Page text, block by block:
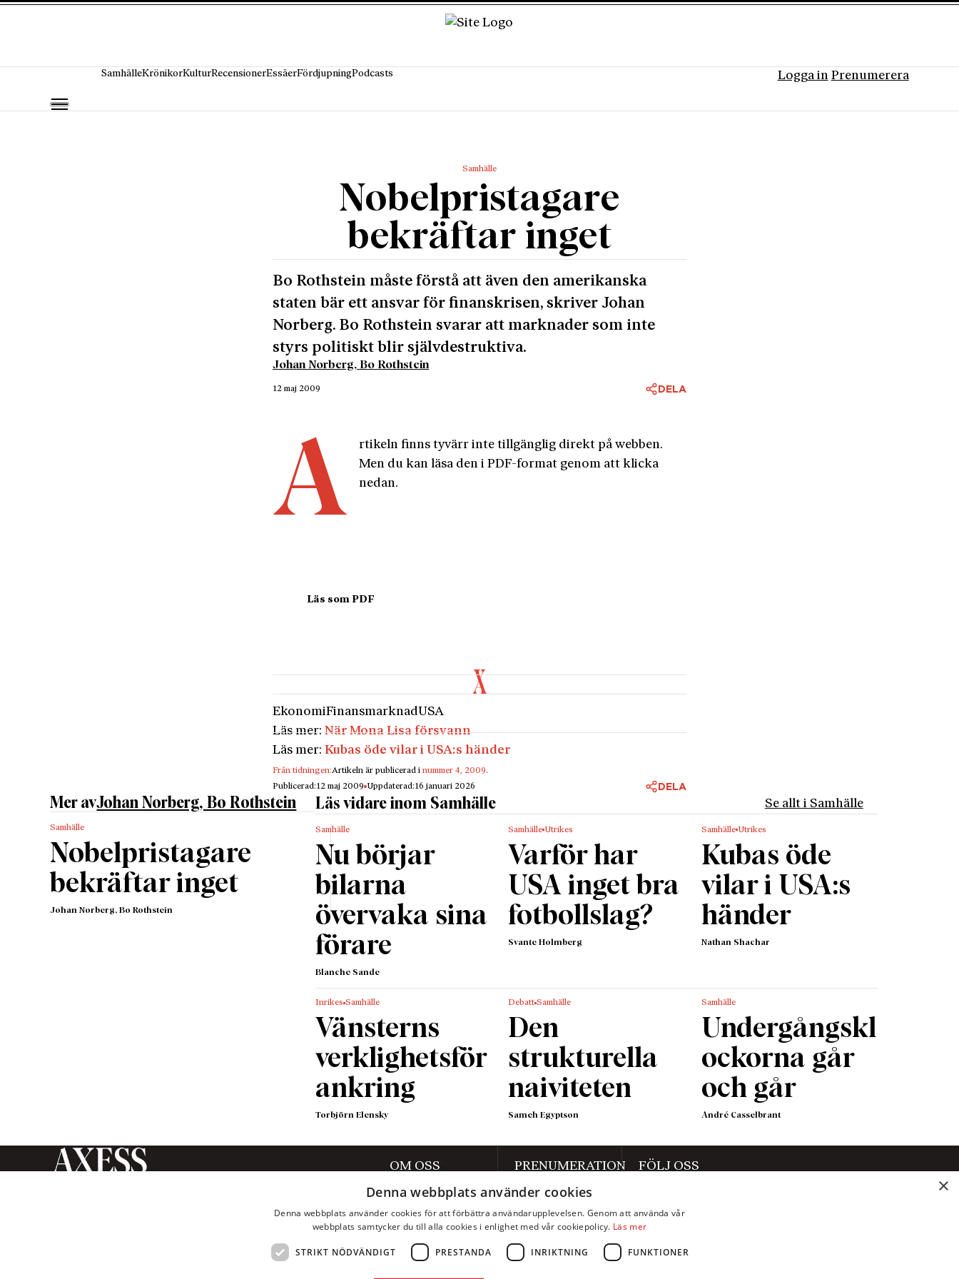
SamhälleKrönikorKulturRecensionerEssäerFördjupningPodcasts Logga in Prenumerera
Samhälle
Nobelpristagare
bekräftar inget
Bo Rothstein måste förstå att även den amerikanska
staten bär ett ansvar för finanskrisen, skriver Johan
Norberg. Bo Rothstein svarar att marknader som inte
styrs politiskt blir självdestruktiva.
Johan Norberg, Bo Rothstein
12 maj 2009 DELA
A
rtikeln finns tyvärr inte tillgänglig direkt på webben.
Men du kan läsa den i PDF-format genom att klicka
nedan.
EkonomiFinansmarknadUSA
Läs mer:När Mona Lisa försvann
Läs mer:Kubas öde vilar i USA:s händer
Från tidningen:Artikeln är publicerad inummer 4, 2009.
Publicerad:12 maj 2009 Uppdaterad:16 januari 2026 DELA
Mer avJohan Norberg, Bo Rothstein
Samhälle
Nobelpristagare
bekräftar inget
Johan Norberg, Bo Rothstein
Läs vidare inom Samhälle Se allt i Samhälle
Samhälle
Nu börjar
bilarna
övervaka sina
förare
Blanche Sande
Samhälle Utrikes
Varför har
USA inget bra
fotbollslag?
Svante Holmberg
Samhälle Utrikes
Kubas öde
vilar i USA:s
händer
Nathan Shachar
Inrikes Samhälle
Vänsterns
verklighetsför
ankring
Torbjörn Elensky
Debatt Samhälle
Den
strukturella
naiviteten
Sameh Egyptson
Samhälle
Undergångskl
ockorna går
och går
André Casselbrant
OM OSS
Om Axess
Kontakt
Annonsera
PRENUMERATION
Prenumerera
Mina sidor
FÖLJ OSS
Instagram
×
Denna webbplats använder cookies
Denna webbplats använder cookies för att förbättra användarupplevelsen. Genom att använda vår
webbplats samtycker du till alla cookies i enlighet med vår cookiepolicy. Läs mer
STRIKT NÖDVÄNDIGT PRESTANDA INRIKTNING FUNKTIONER